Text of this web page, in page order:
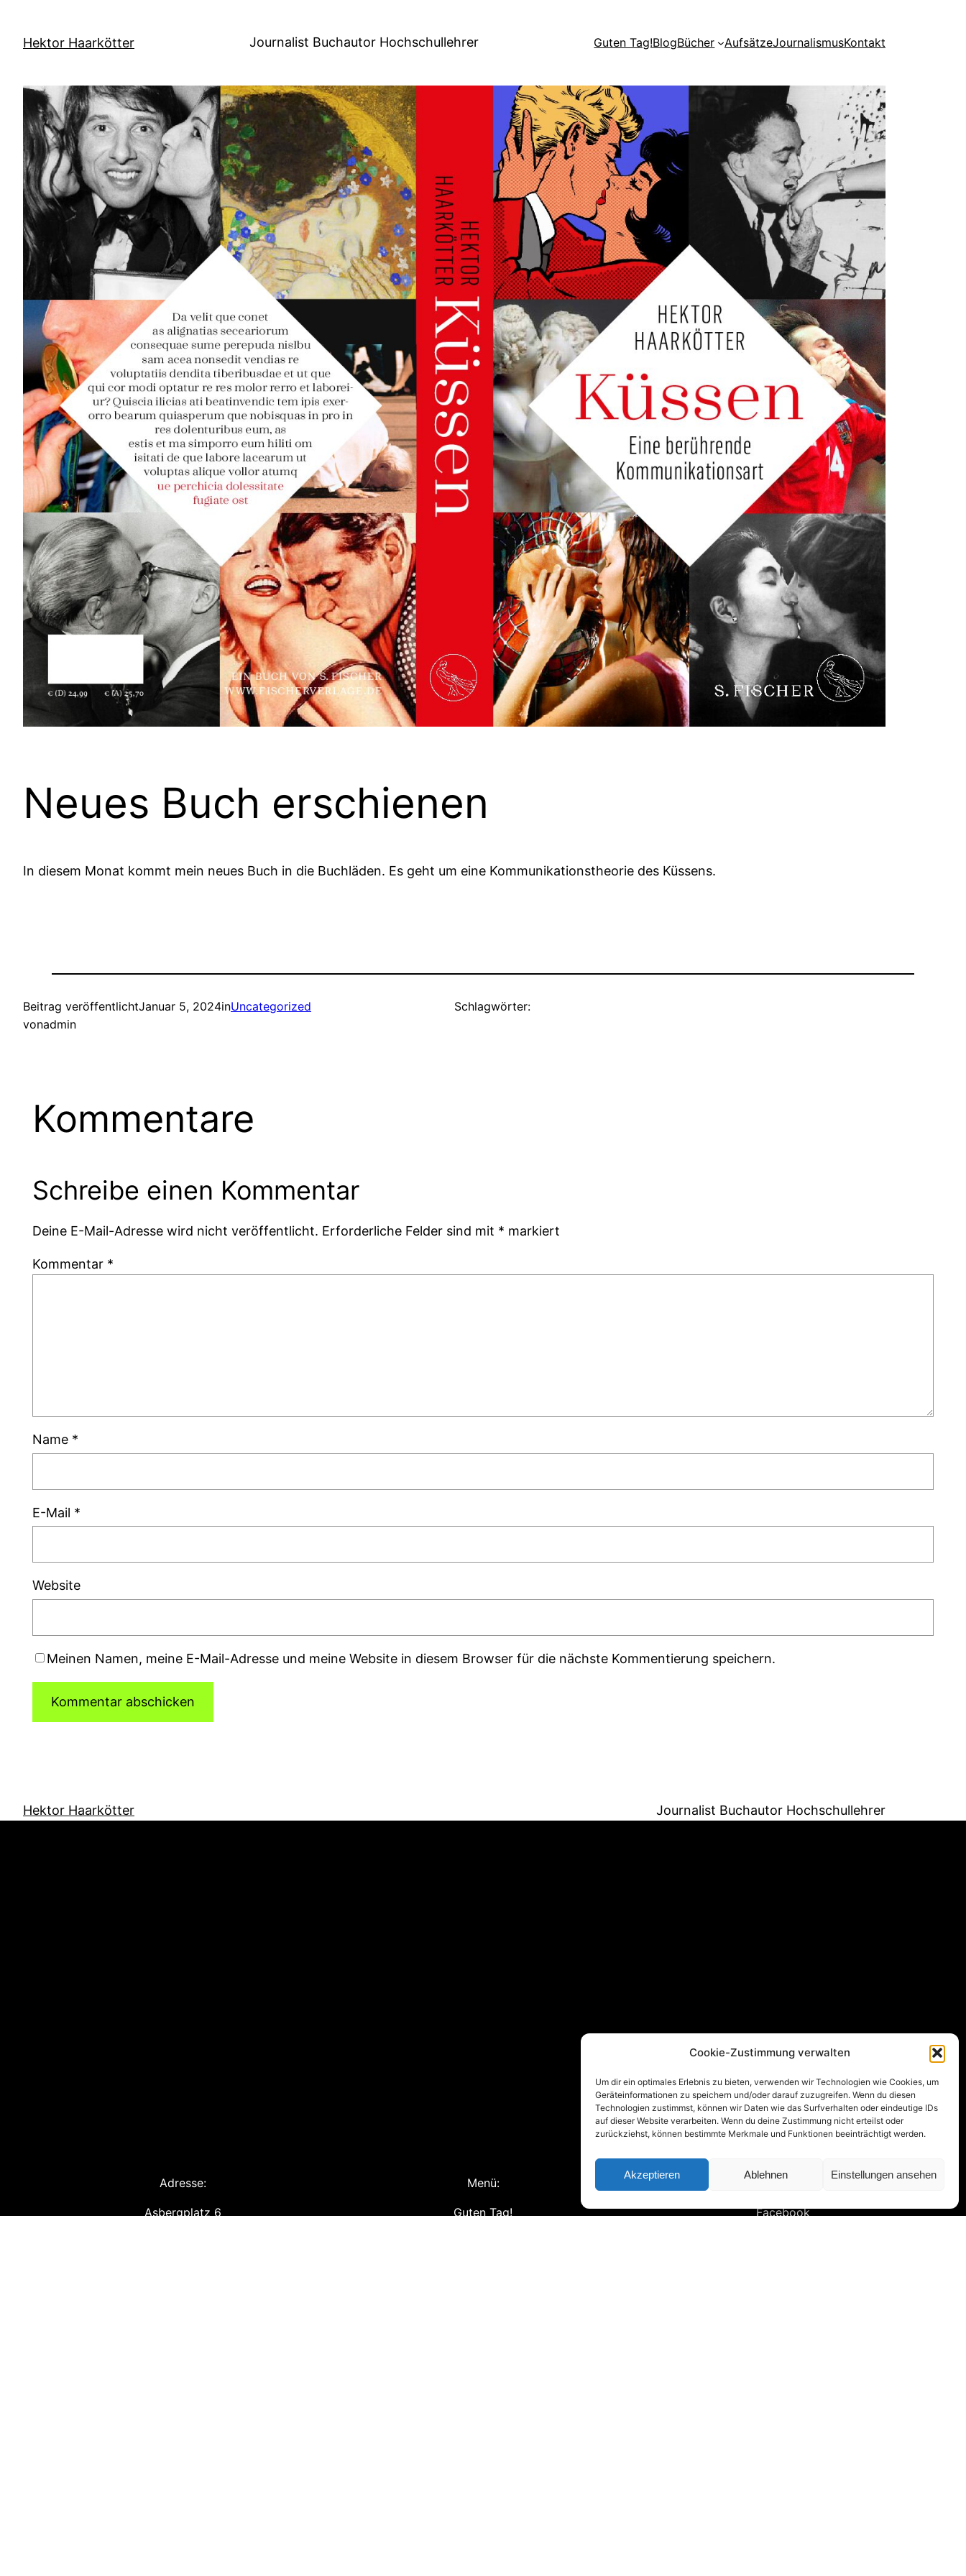
Cookie-Zustimmung verwalten
Um dir ein optimales Erlebnis zu bieten, verwenden wir Technologien wie Cookies, um
Geräteinformationen zu speichern und/oder darauf zuzugreifen. Wenn du diesen
Technologien zustimmst, können wir Daten wie das Surfverhalten oder eindeutige IDs
auf dieser Website verarbeiten. Wenn du deine Zustimmung nicht erteilst oder
zurückziehst, können bestimmte Merkmale und Funktionen beeinträchtigt werden.
Akzeptieren Ablehnen Einstellungen ansehen
InhaltHektor Haarkötter Journalist Buchautor Hochschullehrer Guten Tag!BlogBücher AufsätzeJournalismusKontakt
Neues Buch erschienen
In diesem Monat kommt mein neues Buch in die Buchläden. Es geht um eine Kommunikationstheorie des Küssens.
Beitrag veröffentlichtJanuar 5, 2024inUncategorized
vonadmin
Schlagwörter:
Kommentare
Schreibe einen Kommentar
Deine E-Mail-Adresse wird nicht veröffentlicht. Erforderliche Felder sind mit * markiert
Kommentar *
Name *
E-Mail *
Website
Meinen Namen, meine E-Mail-Adresse und meine Website in diesem Browser für die nächste Kommentierung speichern.
Hektor Haarkötter Journalist Buchautor Hochschullehrer
Adresse:
Asbergplatz 6
Menü:
Guten Tag!
Follow us
Facebook